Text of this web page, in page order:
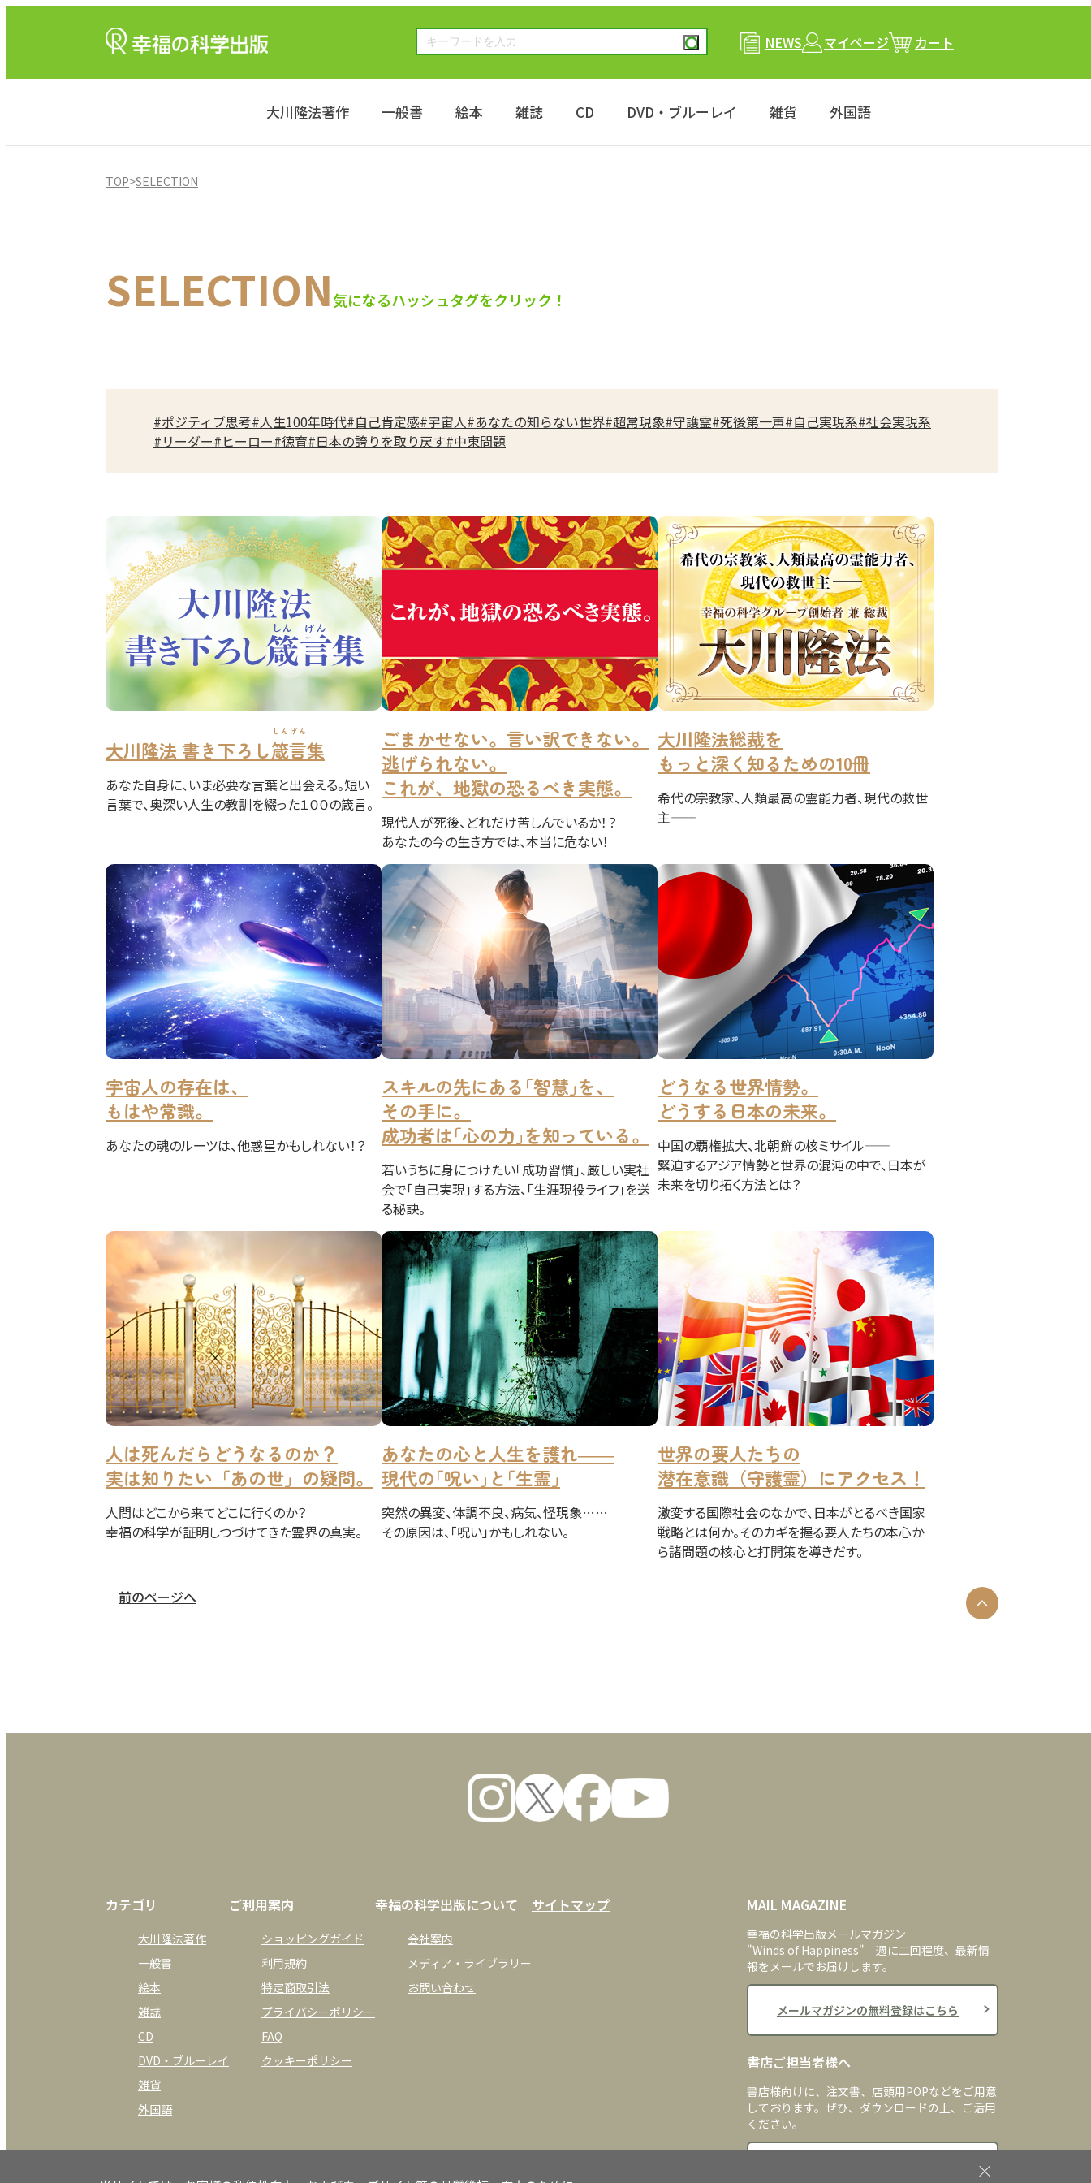
NEWS マイページ カート
大川隆法著作 一般書 絵本 雑誌 CD DVD・ブルーレイ 雑貨 外国語
TOP>SELECTION
SELECTION気になるハッシュタグをクリック！
#ポジティブ思考#人生100年時代#自己肯定感#宇宙人#あなたの知らない世界#超常現象#守護霊#死後第一声#自己実現系#社会実現系
#リーダー#ヒーロー#徳育#日本の誇りを取り戻す#中東問題
大川隆法 書き下ろし箴言
しんげん
集
あなた自身に、いま必要な言葉と出会える。短い
言葉で、奥深い人生の教訓を綴った１００の箴言。
ごまかせない。言い訳できない。
逃げられない。
これが、地獄の恐るべき実態。
現代人が死後、どれだけ苦しんでいるか！？
あなたの今の生き方では、本当に危ない！
大川隆法総裁を
もっと深く知るための10冊
希代の宗教家、人類最高の霊能力者、現代の救世
主――
宇宙人の存在は、
もはや常識。
あなたの魂のルーツは、他惑星かもしれない！？
スキルの先にある｢智慧｣を、
その手に。
成功者は｢心の力｣を知っている。
若いうちに身につけたい｢成功習慣｣、厳しい実社
会で｢自己実現｣する方法、｢生涯現役ライフ｣を送
る秘訣。
どうなる世界情勢。
どうする日本の未来。
中国の覇権拡大、北朝鮮の核ミサイル――
緊迫するアジア情勢と世界の混沌の中で、日本が
未来を切り拓く方法とは？
人は死んだらどうなるのか？
実は知りたい「あの世」の疑問。
人間はどこから来てどこに行くのか？
幸福の科学が証明しつづけてきた霊界の真実。
あなたの心と人生を護れ――
現代の｢呪い｣と｢生霊｣
突然の異変、体調不良、病気、怪現象……
その原因は、「呪い」かもしれない。
世界の要人たちの
潜在意識（守護霊）にアクセス！
激変する国際社会のなかで、日本がとるべき国家
戦略とは何か。そのカギを握る要人たちの本心か
ら諸問題の核心と打開策を導きだす。
前のページへ
カテゴリ
大川隆法著作
一般書
絵本
雑誌
CD
DVD・ブルーレイ
雑貨
外国語
ご利用案内
ショッピングガイド
利用規約
特定商取引法
プライバシーポリシー
FAQ
クッキーポリシー
幸福の科学出版について
会社案内
メディア・ライブラリー
お問い合わせ
サイトマップ MAIL MAGAZINE
幸福の科学出版メールマガジン
"Winds of Happiness" 週に二回程度、最新情
報をメールでお届けします。
メールマガジンの無料登録はこちら
書店ご担当者様へ
書店様向けに、注文書、店頭用POPなどをご用意
しております。ぜひ、ダウンロードの上、ご活用
ください。